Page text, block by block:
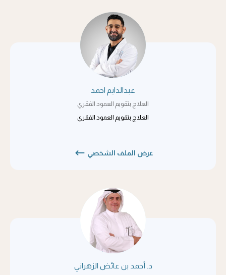
عبدالدايم احمد
العلاج بتقويم العمود الفقري
العلاج بتقويم العمود الفقري
عرض الملف الشخصي
د. أحمد بن عائض الزهراني